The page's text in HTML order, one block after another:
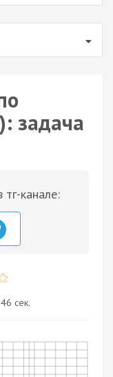
задача
канале:
46 сек.